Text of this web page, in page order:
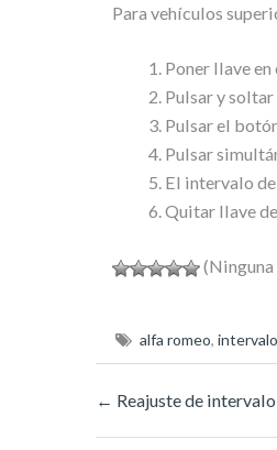
Para vehículos
Poner llave
Pulsar y
Pulsar el
Pulsar
El intervalo
Quitar llave
alfa romeo, intervalo
← Reajuste de